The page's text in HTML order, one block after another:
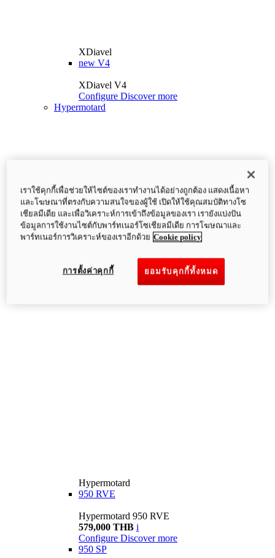
XDiavel
new V4
XDiavel V4
Configure Discover more
Hypermotard
Hypermotard
950 RVE
Hypermotard 950 RVE
579,000 THB i
Configure Discover more
950 SP
เราใช้คุกกี้เพื่อช่วยให้ไซต์ของเราทำงานได้อย่างถูกต้อง แสดงเนื้อหา
และโฆษณาที่ตรงกับความสนใจของผู้ใช้ เปิดให้ใช้คุณสมบัติทางโซ
เชียลมีเดีย และเพื่อวิเคราะห์การเข้าถึงข้อมูลของเรา เรายังแบ่งปัน
ข้อมูลการใช้งานไซต์กับพาร์ทเนอร์โซเชียลมีเดีย การโฆษณาและ
พาร์ทเนอร์การวิเคราะห์ของเราอีกด้วย Cookie policy
ยอมรับคุกกี้ทั้งหมด
การตั้งค่าคุกกี้